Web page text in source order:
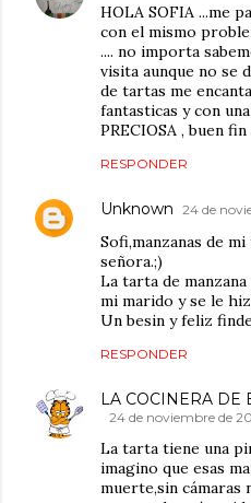
HOLA SOFIA ...me
con el mismo
.... no importa
visita aunque no se
de tartas me
fantasticas y con
PRECIOSA , buen
RESPONDER
Unknown 24 de
Sofi,manzanas de
señora.;)
La tarta de manzana
mi marido y se le
Un besin y feliz
RESPONDER
LA COCINERA DE
24 de noviembre de
La tarta tiene una
imagino que esas
muerte,sin cámaras